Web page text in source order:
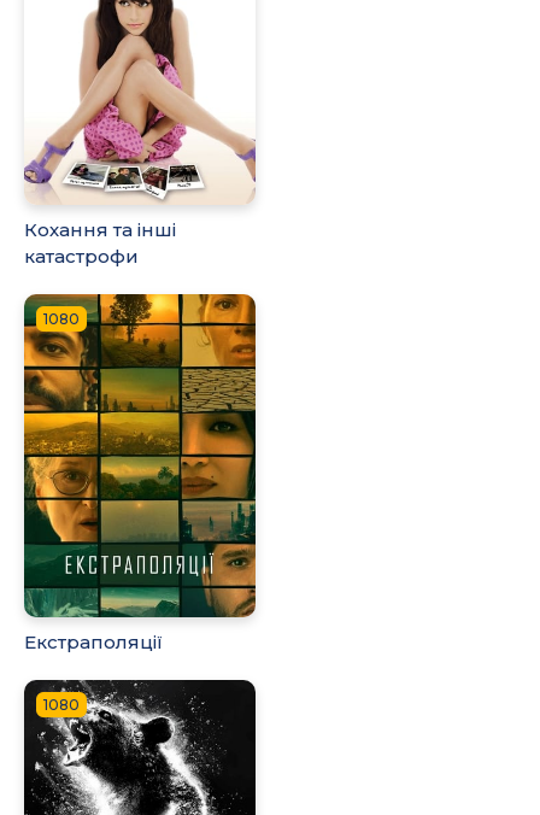
Кохання та інші
катастрофи
1080
Екстраполяції
1080